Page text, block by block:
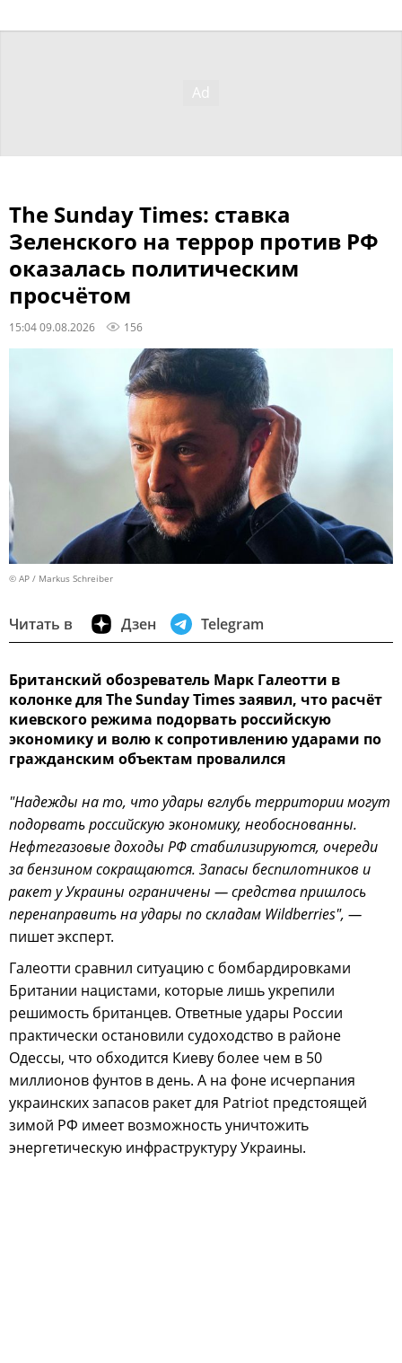
The Sunday Times: ставка
Зеленского на террор против РФ
оказалась политическим
просчётом
15:04 09.08.2026 156
© AP / Markus Schreiber
Читать в Дзен Telegram
Британский обозреватель Марк Галеотти в
колонке для The Sunday Times заявил, что расчёт
киевского режима подорвать российскую
экономику и волю к сопротивлению ударами по
гражданским объектам провалился
"Надежды на то, что удары вглубь территории могут
подорвать российскую экономику, необоснованны.
Нефтегазовые доходы РФ стабилизируются, очереди
за бензином сокращаются. Запасы беспилотников и
ракет у Украины ограничены — средства пришлось
перенаправить на удары по складам Wildberries", —
пишет эксперт.
Галеотти сравнил ситуацию с бомбардировками
Британии нацистами, которые лишь укрепили
решимость британцев. Ответные удары России
практически остановили судоходство в районе
Одессы, что обходится Киеву более чем в 50
миллионов фунтов в день. А на фоне исчерпания
украинских запасов ракет для Patriot предстоящей
зимой РФ имеет возможность уничтожить
энергетическую инфраструктуру Украины.